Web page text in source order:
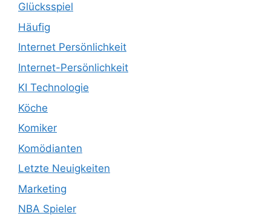
Glücksspiel
Häufig
Internet Persönlichkeit
Internet-Persönlichkeit
KI Technologie
Köche
Komiker
Komödianten
Letzte Neuigkeiten
Marketing
NBA Spieler